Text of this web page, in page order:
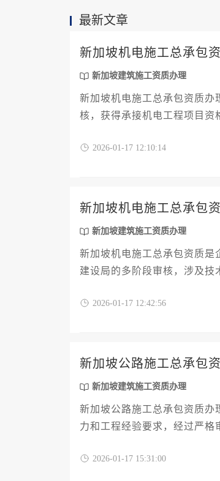
最新文章
新加坡机电施工总承包
新加坡建筑施工资质办理
新加坡机电施工总承包资质办
核，获得承接机电工程项目资
2026-01-17 12:10:14
新加坡机电施工总承包
新加坡建筑施工资质办理
新加坡机电施工总承包资质是
建设局的多阶段审核，涉及技
2026-01-17 12:42:56
新加坡公路施工总承包
新加坡建筑施工资质办理
新加坡公路施工总承包资质办
力和工程经验要求，经过严格
2026-01-17 15:31:00